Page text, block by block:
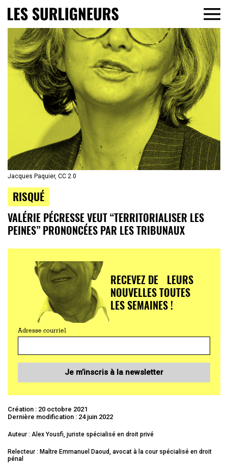
Jacques Paquier, CC 2.0
RISQUÉ
VALÉRIE PÉCRESSE VEUT “TERRITORIALISER LES
PEINES” PRONONCÉES PAR LES TRIBUNAUX
RECEVEZ DE LEURS
NOUVELLES TOUTES
LES SEMAINES !
Adresse courriel
Je m’inscris à la newsletter
Création : 20 octobre 2021
Dernière modification : 24 juin 2022
Auteur : Alex Yousfi, juriste spécialisé en droit privé
Relecteur : Maître Emmanuel Daoud, avocat à la cour spécialisé en droit
pénal